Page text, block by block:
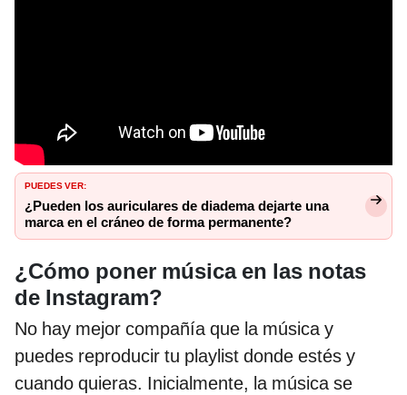
PUEDES VER:
¿Pueden los auriculares de diadema dejarte una
marca en el cráneo de forma permanente?
¿Cómo poner música en las notas
de Instagram?
No hay mejor compañía que la música y
puedes reproducir tu playlist donde estés y
cuando quieras. Inicialmente, la música se